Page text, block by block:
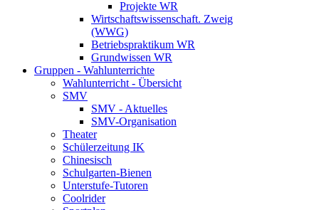
Projekte WR
Wirtschaftswissenschaft. Zweig
(WWG)
Betriebspraktikum WR
Grundwissen WR
Gruppen - Wahlunterrichte
Wahlunterricht - Übersicht
SMV
SMV - Aktuelles
SMV-Organisation
Theater
Schülerzeitung IK
Chinesisch
Schulgarten-Bienen
Unterstufe-Tutoren
Coolrider